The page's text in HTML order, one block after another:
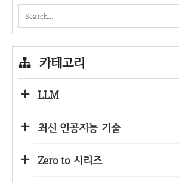
카테고리
LLM
최신 인공지능 기술
Zero to 시리즈